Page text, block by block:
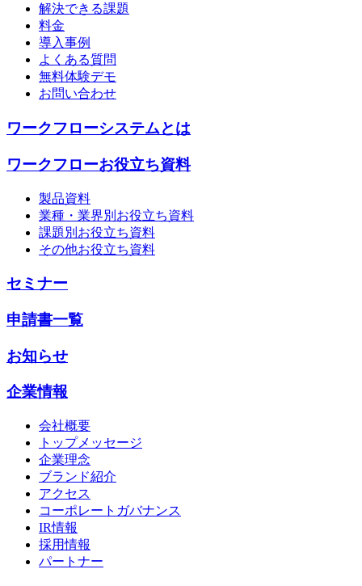
解決できる課題
料金
導入事例
よくある質問
無料体験デモ
お問い合わせ
ワークフローシステムとは
ワークフローお役立ち資料
製品資料
業種・業界別お役立ち資料
課題別お役立ち資料
その他お役立ち資料
セミナー
申請書一覧
お知らせ
企業情報
会社概要
トップメッセージ
企業理念
ブランド紹介
アクセス
コーポレートガバナンス
IR情報
採用情報
パートナー